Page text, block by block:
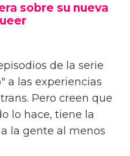
sobre su nueva
de la serie
a las experiencias
Pero creen que
lo hace, tiene la
la gente al menos